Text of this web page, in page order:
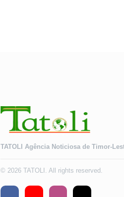
TATOLI Agência Noticiosa de Timor-
© 2026 TATOLI. All rights reserved.